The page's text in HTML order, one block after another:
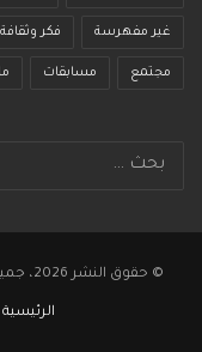
غير مفهرسة فكر وثقافة
مجتمع مسابقات
© حقوق النشر 2026، جميع الحقوق محفوظة | مجموعة اكسير الحكمة
الرئيسية